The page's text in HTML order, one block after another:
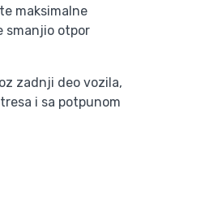
maksimalne
smanjio otpor
zadnji deo vozila,
i sa potpunom